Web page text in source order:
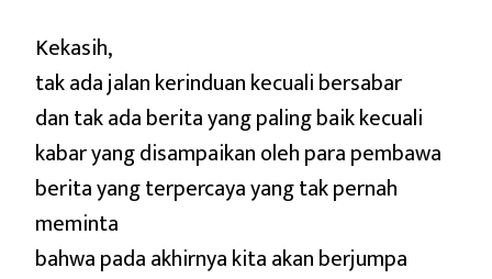
Kekasih,
tak ada jalan kerinduan kecuali bersabar
dan tak ada berita yang paling baik kecuali
kabar yang disampaikan oleh para pembawa
berita yang terpercaya yang tak pernah
meminta
bahwa pada akhirnya kita akan berjumpa